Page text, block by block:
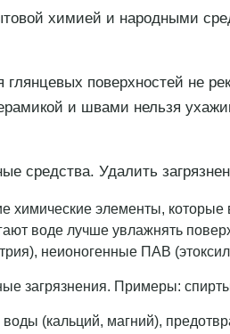
химией и народными
поверхностей не
и швами нельзя
средства. Удалить
химические элементы,
воде лучше увлажнять
неионогенные ПАВ
загрязнения. Примеры:
(кальций, магний),